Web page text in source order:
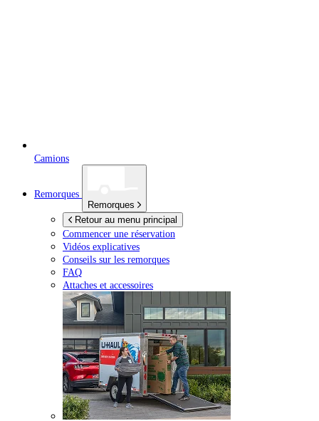
Camions
Remorques
Remorques
Retour au menu principal
Commencer une réservation
Vidéos explicatives
Conseils sur les remorques
FAQ
Attaches et accessoires